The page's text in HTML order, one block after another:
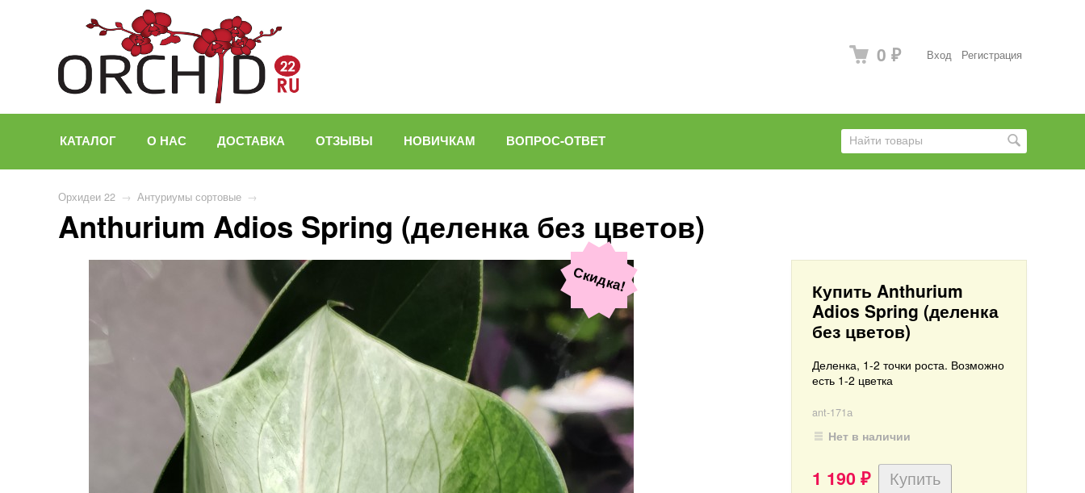
Вход Регистрация
0 ₽
КАТАЛОГ О НАС ДОСТАВКА ОТЗЫВЫ НОВИЧКАМ ВОПРОС-ОТВЕТ
Орхидеи 22 → Антуриумы сортовые →
Anthurium Adios Spring (деленка без цветов)
Купить Anthurium
Adios Spring (деленка
без цветов)
Деленка, 1-2 точки роста. Возможно
есть 1-2 цветка
ant-171а
Нет в наличии
1 190 ₽
Скидка!